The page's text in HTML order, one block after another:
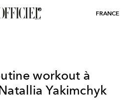
FRANCE
workout à
Yakimchyk